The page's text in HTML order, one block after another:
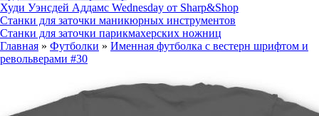
Худи Уэнсдей Аддамс Wednesday от Sharp&Shop
Станки для заточки маникюрных инструментов
Станки для заточки парикмахерских ножниц
Главная » Футболки » Именная футболка с вестерн шрифтом и
револьверами #30